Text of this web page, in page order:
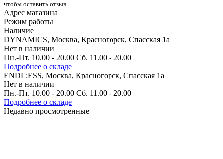
чтобы оставить отзыв
Адрес магазина
Режим работы
Наличие
DYNAMICS, Москва, Красногорск, Спасская 1а
Нет в наличии
Пн.-Пт. 10.00 - 20.00 Сб. 11.00 - 20.00
Подробнее о складе
ENDL:ESS, Москва, Красногорск, Спасская 1а
Нет в наличии
Пн.-Пт. 10.00 - 20.00 Сб. 11.00 - 20.00
Подробнее о складе
Недавно просмотренные